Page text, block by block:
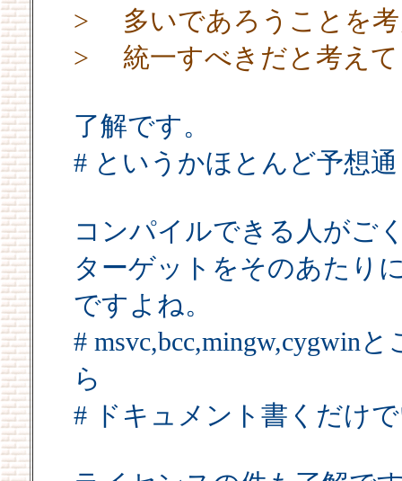
> 多いであろうことを考
> 統一すべきだと考えて
了解です。
# というかほとんど予想
コンパイルできる人がご
ターゲットをそのあたり
ですよね。
# msvc,bcc,mingw,cygwin
ら
# ドキュメント書くだけ